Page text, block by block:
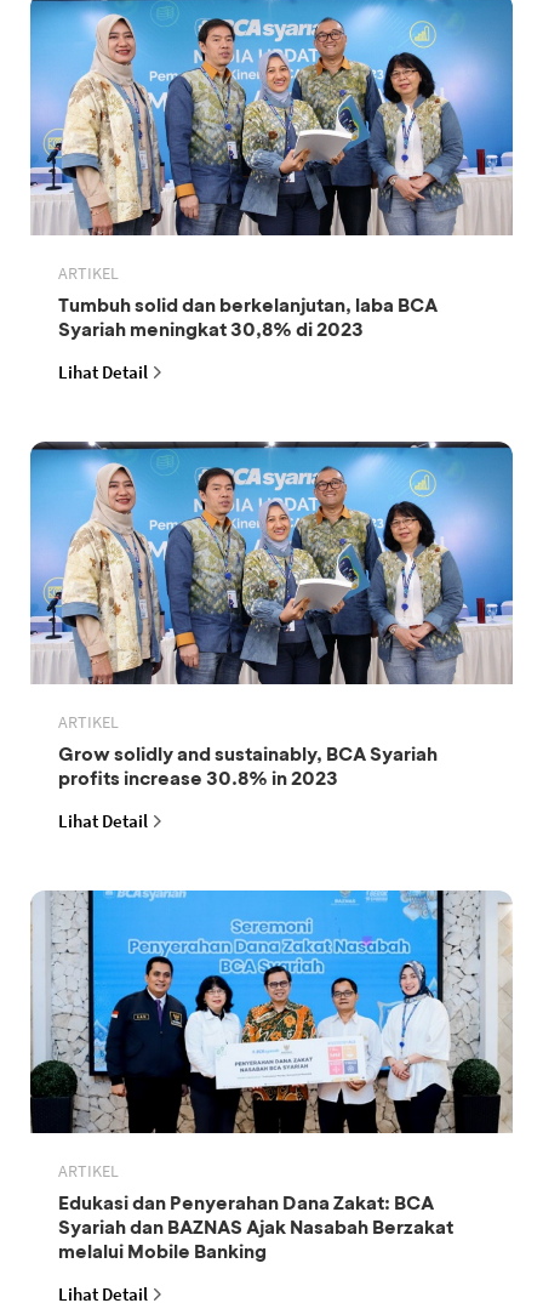
ARTIKEL
Tumbuh solid dan berkelanjutan, laba BCA
Syariah meningkat 30,8% di 2023
Lihat Detail
ARTIKEL
Grow solidly and sustainably, BCA Syariah
profits increase 30.8% in 2023
Lihat Detail
ARTIKEL
Edukasi dan Penyerahan Dana Zakat: BCA
Syariah dan BAZNAS Ajak Nasabah Berzakat
melalui Mobile Banking
Lihat Detail